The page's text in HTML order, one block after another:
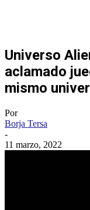
Universo
aclamado
mismo
Por
Borja Tersa
-
11 marzo, 2022